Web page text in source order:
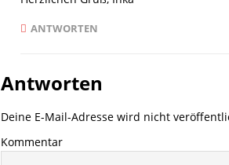
ANTWORTEN
Antworten
Deine E-Mail-Adresse wird nicht
Kommentar